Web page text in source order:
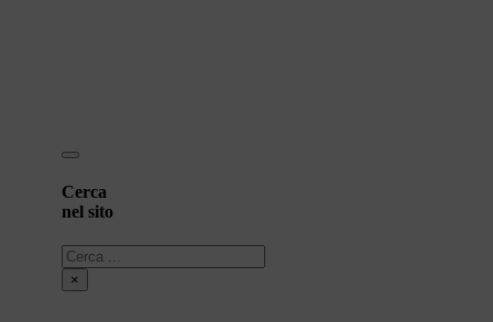
Cerca
nel sito
Cerca
×